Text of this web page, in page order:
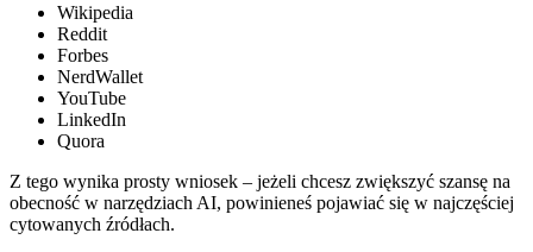
Wikipedia
Reddit
Forbes
NerdWallet
YouTube
LinkedIn
Quora
Z tego wynika prosty wniosek – jeżeli chcesz zwiększyć szansę na
obecność w narzędziach AI, powinieneś pojawiać się w najczęściej
cytowanych źródłach.